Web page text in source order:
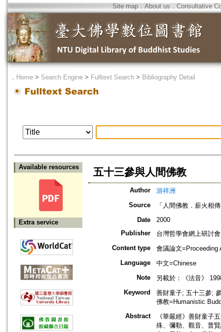
Site map．About us ． Consultative
． Home > Search Engine > Fulltext Search > Bibliography Detail
Available resources
Extra service
五十三參與人間佛教
Author
游祥洲
Source
「人間佛教．薪火相
Date
2000
Publisher
台灣哲學會網上研討會
Content type
會議論文=Proceeding
Language
中文=Chinese
Note
另載於：《法音》
Keyword
善財童子; 五十三參;
佛教=Humanistic
Abstract
《華嚴經》善財童子
殊、彌勒、觀音、普